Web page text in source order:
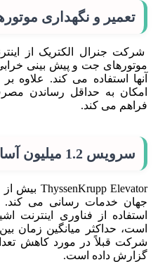
تعمیر و نگهداری
شرکت جنرال الکتریک از
موتورهای جت و پیش بینی
آنها استفاده می کند. علاوه
امکان به حداقل رساندن
فراهم می کند.
سرویس 1.2 میلیون آسانسور
جهان خدمات رسانی می کند.
استفاده از فناوری اینترنت
است، حداکثر میانگین زمان
شرکت قبلاً در مورد کاهش
گزارش داده است.